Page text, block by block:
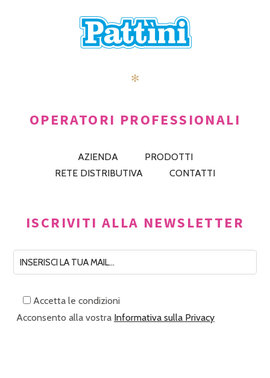
✻
OPERATORI PROFESSIONALI
AZIENDA
PRODOTTI
RETE DISTRIBUTIVA
CONTATTI
ISCRIVITI ALLA NEWSLETTER
Accetta le condizioni
Acconsento alla vostra Informativa sulla Privacy